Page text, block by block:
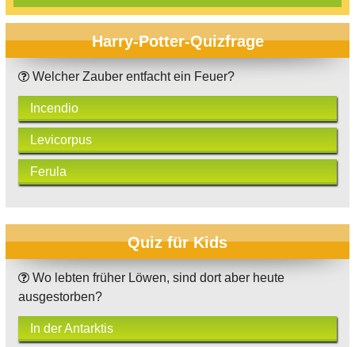
Harry-Potter-Quizfrage
Welcher Zauber entfacht ein Feuer?
Incendio
Levicorpus
Ferula
Quiz für Kids
Wo lebten früher Löwen, sind dort aber heute
ausgestorben?
In der Antarktis